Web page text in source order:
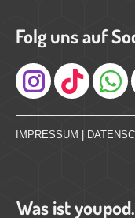
Folg uns auf
Instagram
IMPRESSUM
Was ist